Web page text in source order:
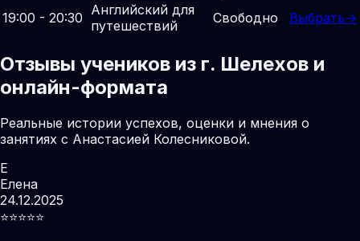
19:00 - 20:30 Английский для
путешествий
Свободно Выбрать→
Отзывы учеников из г. Шелехов и
онлайн-формата
Реальные истории успехов, оценки и мнения о
занятиях с Анастасией Колесниковой.
Е
Елена
24.12.2025
⭐️⭐️⭐️⭐️⭐️